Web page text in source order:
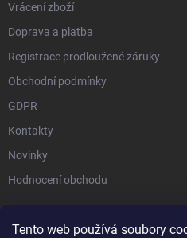
Tento web používá soubory
Vrácení zboží
Doprava a platba
Registrace prodloužené záruky
Obchodní podmínky
GDPR
Kontakty
Novinky
Hodnocení obchodu